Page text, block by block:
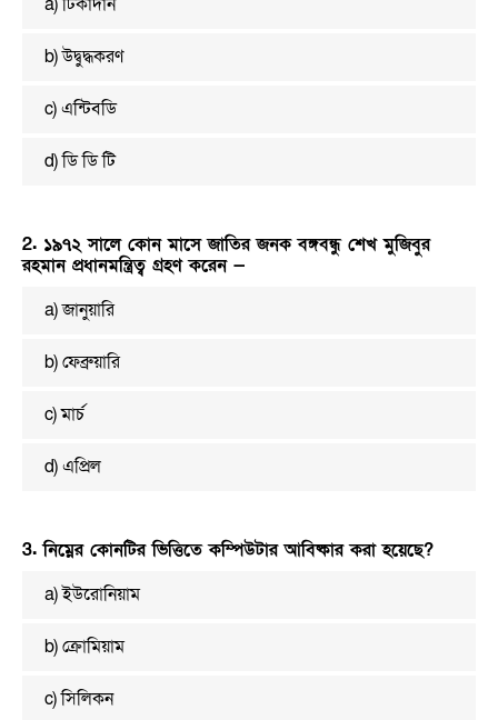
b) উদ্বুদ্ধকরণ
c) এন্টিবডি
d) ডি ডি টি
2. ১৯৭২ সালে কোন মাসে জাতির জনক বঙ্গবন্ধু শেখ মুজিবুর
রহমান প্রধানমন্ত্রিত্ব গ্রহণ করেন —
a) জানুয়ারি
b) ফেব্রুয়ারি
c) মার্চ
d) এপ্রিল
3. নিম্নের কোনটির ভিত্তিতে কম্পিউটার আবিষ্কার করা হয়েছে?
a) ইউরোনিয়াম
b) ক্রোমিয়াম
c) সিলিকন